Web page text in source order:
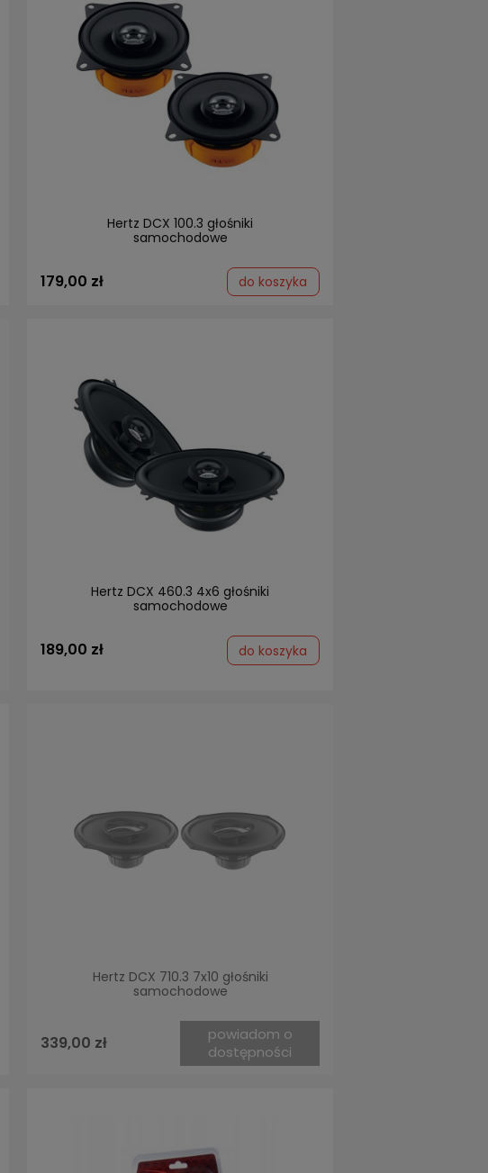
Hertz DCX 100.3 głośniki
samochodowe
179,00 zł do koszyka
Hertz DCX 460.3 4x6 głośniki
samochodowe
189,00 zł do koszyka
Hertz DCX 710.3 7x10 głośniki
samochodowe
339,00 zł
powiadom o
dostępności